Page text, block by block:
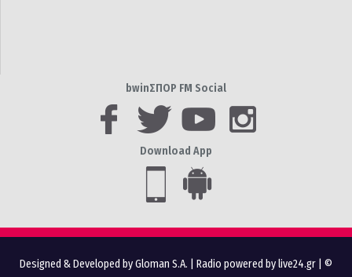
bwinΣΠΟΡ FM Social
Download App
Designed & Developed by Gloman S.A. Radio powered by live24.gr | ©